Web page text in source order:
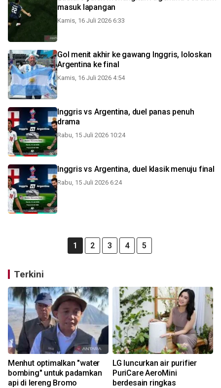
masuk lapangan
Kamis, 16 Juli 2026 6:33
Gol menit akhir ke gawang Inggris, loloskan
Argentina ke final
Kamis, 16 Juli 2026 4:54
Inggris vs Argentina, duel panas penuh
drama
Rabu, 15 Juli 2026 10:24
Inggris vs Argentina, duel klasik menuju final
Rabu, 15 Juli 2026 6:24
1 2 3 4 5
Terkini
Menhut optimalkan "water
bombing" untuk padamkan
api di lereng Bromo
LG luncurkan air purifier
PuriCare AeroMini
berdesain ringkas